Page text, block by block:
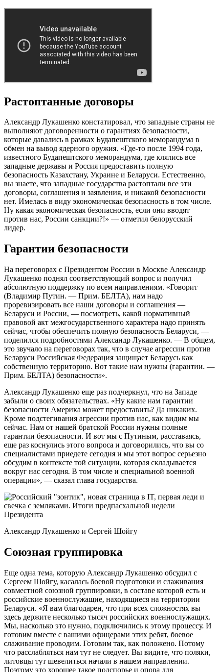
Растоптанные договоры
Александр Лукашенко констатировал, что западные страны не
выполняют договоренности о гарантиях безопасности,
которые давались в рамках Будапештского меморандума в
обмен на вывод ядерного оружия. «Где-то после 1994 года,
известного Будапештского меморандума, где клялись все
западные державы и Россия предоставить полную
безопасность Казахстану, Украине и Беларуси. Естественно,
вы знаете, что западные государства растоптали все эти
договоры, соглашения и заявления, и никакой безопасности
нет. Имелась в виду экономическая безопасность в том числе.
Ну какая экономическая безопасность, если они вводят
против нас, России санкции?!» — отметил белорусский
лидер.
Гарантии безопасности
На переговорах с Президентом России в Москве Александр
Лукашенко поднял соответствующий вопрос и получил
абсолютную поддержку по всем направлениям. «Говорит
(Владимир Путин. — Прим. БЕЛТА), нам надо
проревизировать все наши договоры и соглашения —
Беларуси и России, — посмотреть, какой нормативный
правовой акт межгосударственного характера надо принять
сейчас, чтобы обеспечить полную безопасность Беларуси, —
поделился подробностями Александр Лукашенко. — В общем,
это звучало на переговорах так, что в случае агрессии против
Беларуси Российская Федерация защищает Беларусь как
собственную территорию. Вот такие нам нужны (гарантии. —
Прим. БЕЛТА) безопасности».
Александр Лукашенко еще раз подчеркнул, что на Западе
забыли о своих обязательствах. «Ну какие нам гарантии
безопасности Америка может предоставить? Да никаких.
Кроме подстегивания агрессии против нас, как видим мы
сейчас. Нам от нашей братской России нужны полные
гарантии безопасности. И вот мы с Путиным, расставаясь,
еще раз коснулись этого вопроса и договорились, что вы со
специалистами приедете сегодня и мы этот вопрос серьезно
обсудим в контексте той ситуации, которая складывается
вокруг нас сегодня. В том числе и специальной военной
операции», — сказал глава государства.
Александр Лукашенко и Сергей Шойгу
Союзная группировка
Еще одна тема, которую Александр Лукашенко обсудил с
Сергеем Шойгу, касалась боевой подготовки и слаживания
совместной союзной группировки, в составе которой есть и
российские военнослужащие, находящиеся на территории
Беларуси. «Я вам благодарен, что при всех сложностях вы
здесь держите несколько тысяч российских военнослужащих.
Мы, насколько это нужно, подключились к этому процессу. И
готовим вместе с вашими офицерами этих ребят, боевое
слаживание проводим. Готовим так, как положено. Потому
что расслабляться нам тут не следует. Вы видите, что поляки,
литовцы тут шевелиться начали в нашем направлении.
Поэтому это хорошее такое подспорье и опора для